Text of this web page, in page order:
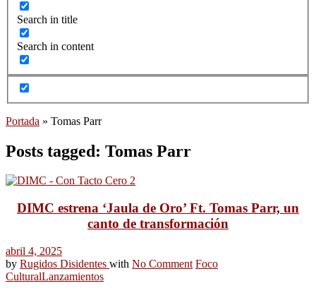
Search in title
Search in content
Portada » Tomas Parr
Posts tagged: Tomas Parr
DIMC estrena ‘Jaula de Oro’ Ft. Tomas Parr, un
canto de transformación
abril 4, 2025
by Rugidos Disidentes with No Comment Foco
CulturalLanzamientos